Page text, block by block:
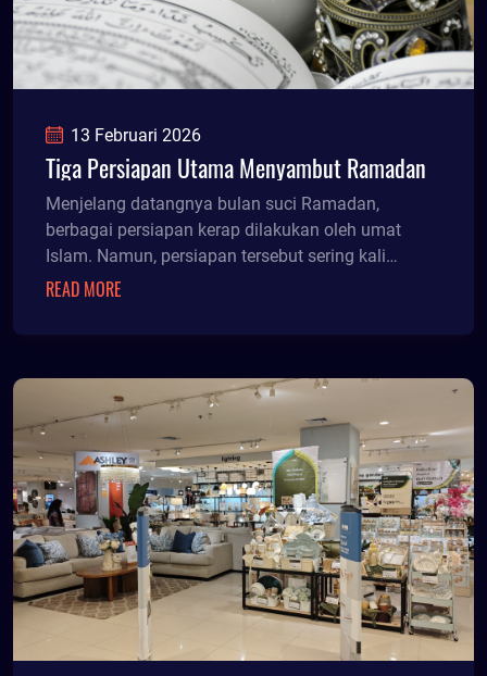
13 Februari 2026
Tiga Persiapan Utama Menyambut Ramadan
Menjelang datangnya bulan suci Ramadan,
berbagai persiapan kerap dilakukan oleh umat
Islam. Namun, persiapan tersebut sering kali
dilakukan secara tergesa-gesa, sehingga belum
Ramadan.
READ MORE